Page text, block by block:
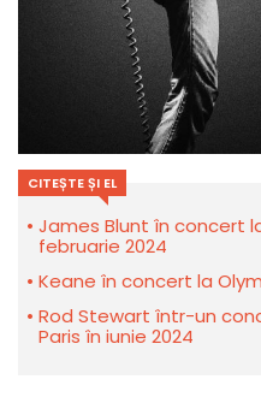
CITEȘTE ȘI EL
James Blunt în concert
februarie 2024
Keane în concert la
Rod Stewart într-un
Paris în iunie 2024